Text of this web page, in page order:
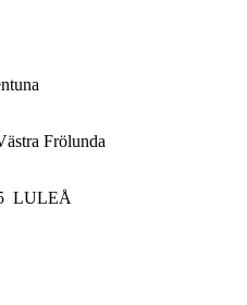
Frölunda
LULEÅ